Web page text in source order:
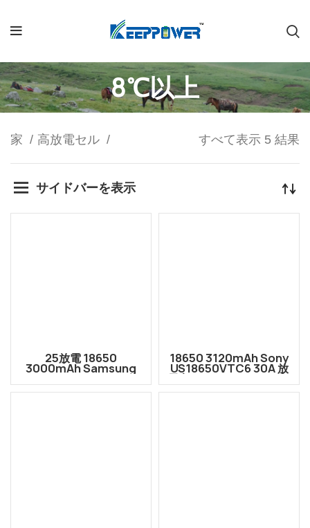
8℃以上
家 高放電セル すべて表示 5 結果
サイドバーを表示
25放電 18650
3000mAh Samsung
INR18650-25S リチウム
イオン充電式電池セル
18650 3120mAh Sony
US18650VTC6 30A 放
電高ドレイン リチウムイ
オン電池セル